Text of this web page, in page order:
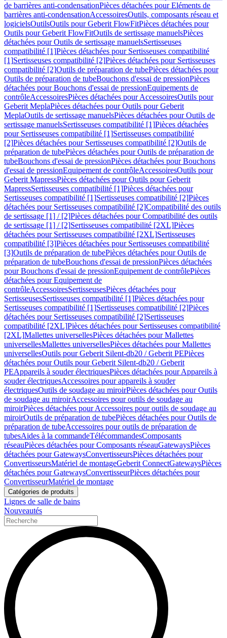
de barrières anti-condensationPièces détachées pour Eléments de
barrières anti-condensationAccessoiresOutils, composants réseau et
logicielsOutilsOutils pour Geberit FlowFitPièces détachées pour
Outils pour Geberit FlowFitOutils de sertissage manuelsPièces
détachées pour Outils de sertissage manuelsSertisseuses
compatibilité [1]Pièces détachées pour Sertisseuses compatibilité
[1]Sertisseuses compatibilité [2]Pièces détachées pour Sertisseuses
compatibilité [2]Outils de préparation de tubePièces détachées pour
Outils de préparation de tubeBouchons d'essai de pressionPièces
détachées pour Bouchons d'essai de pressionEquipements de
contrôleAccessoiresPièces détachées pour AccessoiresOutils pour
Geberit MeplaPièces détachées pour Outils pour Geberit
MeplaOutils de sertissage manuelsPièces détachées pour Outils de
sertissage manuelsSertisseuses compatibilité [1]Pièces détachées
pour Sertisseuses compatibilité [1]Sertisseuses compatibilité
[2]Pièces détachées pour Sertisseuses compatibilité [2]Outils de
préparation de tubePièces détachées pour Outils de préparation de
tubeBouchons d'essai de pressionPièces détachées pour Bouchons
d'essai de pressionEquipement de contrôleAccessoiresOutils pour
Geberit MapressPièces détachées pour Outils pour Geberit
MapressSertisseuses compatibilité [1]Pièces détachées pour
Sertisseuses compatibilité [1]Sertisseuses compatibilité [2]Pièces
détachées pour Sertisseuses compatibilité [2]Compatibilité des outils
de sertissage [1] / [2]Pièces détachées pour Compatibilité des outils
de sertissage [1] / [2]Sertisseuses compatibilité [2XL]Pièces
détachées pour Sertisseuses compatibilité [2XL]Sertisseuses
compatibilité [3]Pièces détachées pour Sertisseuses compatibilité
[3]Outils de préparation de tubePièces détachées pour Outils de
préparation de tubeBouchons d'essai de pressionPièces détachées
pour Bouchons d'essai de pressionEquipement de contrôlePièces
détachées pour Equipement de
contrôleAccessoiresSertisseusesPièces détachées pour
SertisseusesSertisseuses compatibilité [1]Pièces détachées pour
Sertisseuses compatibilité [1]Sertisseuses compatibilité [2]Pièces
détachées pour Sertisseuses compatibilité [2]Sertisseuses
compatibilité [2XL]Pièces détachées pour Sertisseuses compatibilité
[2XL]Mallettes universellesPièces détachées pour Mallettes
universellesMallettes universellesPièces détachées pour Mallettes
universellesOutils pour Geberit Silent-db20 / Geberit PEPièces
détachées pour Outils pour Geberit Silent-db20 / Geberit
PEAppareils à souder électriquesPièces détachées pour Appareils à
souder électriquesAccessoires pour appareils à souder
électriquesOutils de soudage au miroirPièces détachées pour Outils
de soudage au miroirAccessoires pour outils de soudage au
miroirPièces détachées pour Accessoires pour outils de soudage au
miroirOutils de préparation de tubePièces détachées pour Outils de
préparation de tubeAccessoires pour outils de préparation de
tubesAides à la commandeTélécommandesComposants
réseauPièces détachées pour Composants réseauGatewaysPièces
détachées pour GatewaysConvertisseursPièces détachées pour
ConvertisseursMatériel de montageGeberit ConnectGatewaysPièces
détachées pour GatewaysConvertisseurPièces détachées pour
ConvertisseurMatériel de montage
Catégories de produits
Lignes de salle de bains
Nouveautés